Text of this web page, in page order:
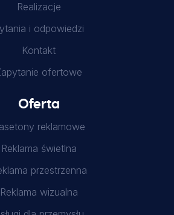
Realizacje
i odpowiedzi
Kontakt
ofertowe
Oferta
reklamowe
Reklama świetlna
przestrzenna
Reklama wizualna